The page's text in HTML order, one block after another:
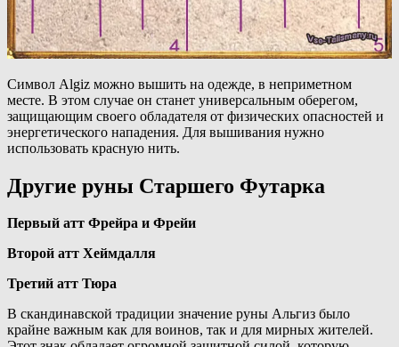
Символ Algiz можно вышить на одежде, в неприметном
месте. В этом случае он станет универсальным оберегом,
защищающим своего обладателя от физических опасностей и
энергетического нападения. Для вышивания нужно
использовать красную нить.
Другие руны Старшего Футарка
Первый атт Фрейра и Фрейи
Второй атт Хеймдалля
Третий атт Тюра
В скандинавской традиции значение руны Альгиз было
крайне важным как для воинов, так и для мирных жителей.